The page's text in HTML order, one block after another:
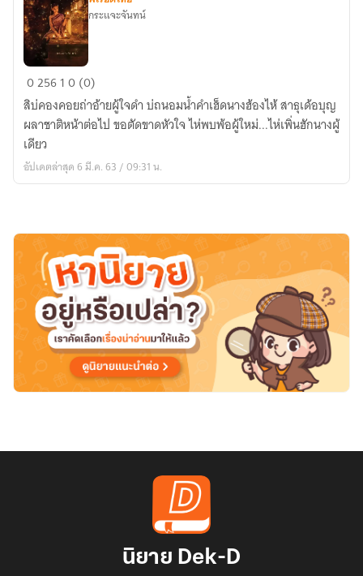
ฮำฮอน
ฮัก
กระแจะจันทน์
025610 (0)
สิบ่คองคอยถ่าอ้ายผู้ใจดำ บ่ถนอมน้ำคำเฮ็ดนางฮ้องไห้ สาธุเด้อบุญ
ผลาชาติหน้าต่อไป ขอตัดขาดหัวใจ ไห่พบพ้อผู้ใหม่...ไห่เพิ่นฮักนางผู้
เดียว
อัปเดตล่าสุด 6 มี.ค. 63 / 09:31 น.
นิยาย Dek-D